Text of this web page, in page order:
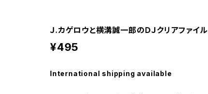
Ｊ.カゲロウと横溝誠一郎のＤＪクリアファイル
¥495
International shipping available